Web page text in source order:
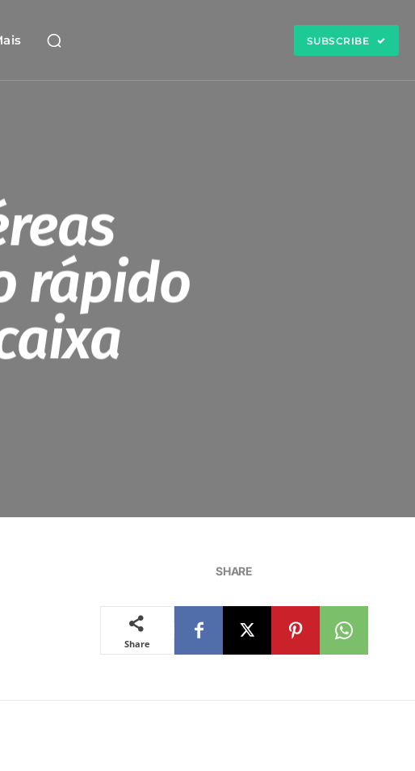
SUBSCRIBE
rápido
SHARE
Share